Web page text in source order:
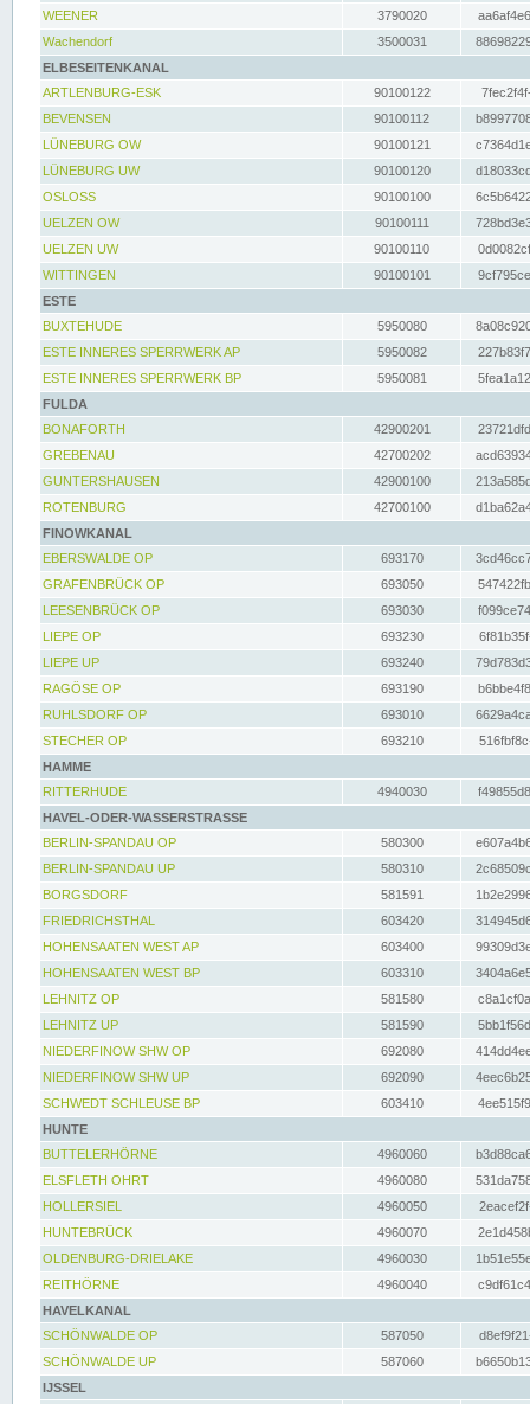
WEENER
3790020
Wachendorf
3500031
ELBESEITENKANAL
ARTLENBURG-ESK
90100122
BEVENSEN
90100112
LÜNEBURG OW
90100121
LÜNEBURG UW
90100120
OSLOSS
90100100
UELZEN OW
90100111
UELZEN UW
90100110
WITTINGEN
90100101
ESTE
BUXTEHUDE
5950080
ESTE INNERES SPERRWERK AP
5950082
ESTE INNERES SPERRWERK BP
5950081
FULDA
BONAFORTH
42900201
GREBENAU
42700202
GUNTERSHAUSEN
42900100
ROTENBURG
42700100
FINOWKANAL
EBERSWALDE OP
693170
GRAFENBRÜCK OP
693050
LEESENBRÜCK OP
693030
LIEPE OP
693230
LIEPE UP
693240
RAGÖSE OP
693190
RUHLSDORF OP
693010
STECHER OP
693210
HAMME
RITTERHUDE
4940030
HAVEL-ODER-WASSERSTRASSE
BERLIN-SPANDAU OP
580300
BERLIN-SPANDAU UP
580310
BORGSDORF
581591
FRIEDRICHSTHAL
603420
HOHENSAATEN WEST AP
603400
HOHENSAATEN WEST BP
603310
LEHNITZ OP
581580
LEHNITZ UP
581590
NIEDERFINOW SHW OP
692080
NIEDERFINOW SHW UP
692090
SCHWEDT SCHLEUSE BP
603410
HUNTE
BUTTELERHÖRNE
4960060
ELSFLETH OHRT
4960080
HOLLERSIEL
4960050
HUNTEBRÜCK
4960070
OLDENBURG-DRIELAKE
4960030
REITHÖRNE
4960040
HAVELKANAL
SCHÖNWALDE OP
587050
SCHÖNWALDE UP
587060
IJSSEL